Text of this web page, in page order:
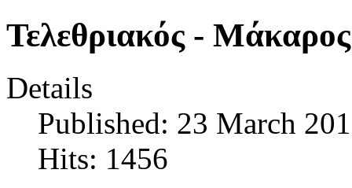
Τελεθριακός -
Details
Published: 23 March
Hits: 1456